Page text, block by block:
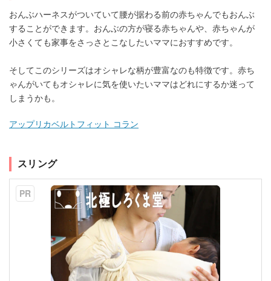
おんぶハーネスがついていて腰が据わる前の赤ちゃんでもおんぶ
することができます。おんぶの方が寝る赤ちゃんや、赤ちゃんが
小さくても家事をさっさとこなしたいママにおすすめです。
そしてこのシリーズはオシャレな柄が豊富なのも特徴です。赤ち
ゃんがいてもオシャレに気を使いたいママはどれにするか迷って
しまうかも。
アップリカベルトフィット コラン
スリング
PR